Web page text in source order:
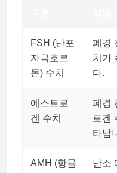
FSH (난포
자극호르
몬) 수치
폐경
치가
다.
에스트로
겐 수치
폐경
로겐
타납
AMH (항뮬
난소